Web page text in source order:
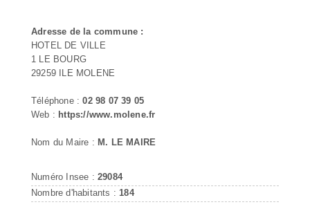
Adresse de la commune :
HOTEL DE VILLE
1 LE BOURG
29259 ILE MOLENE
Téléphone :02 98 07 39 05
Web : https://www.molene.fr
Nom du Maire : M. LE MAIRE
Numéro Insee : 29084
Nombre d'habitants : 184